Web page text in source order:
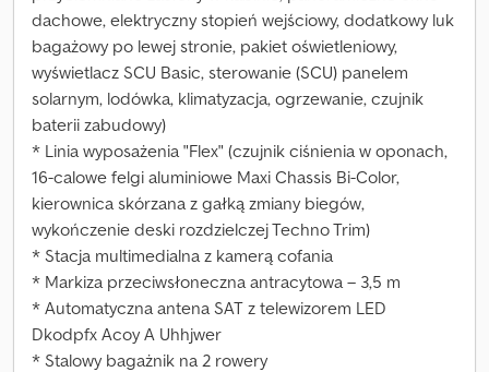
dachowe, elektryczny stopień wejściowy, dodatkowy luk
bagażowy po lewej stronie, pakiet oświetleniowy,
wyświetlacz SCU Basic, sterowanie (SCU) panelem
solarnym, lodówka, klimatyzacja, ogrzewanie, czujnik
baterii zabudowy)
* Linia wyposażenia "Flex" (czujnik ciśnienia w oponach,
16-calowe felgi aluminiowe Maxi Chassis Bi-Color,
kierownica skórzana z gałką zmiany biegów,
wykończenie deski rozdzielczej Techno Trim)
* Stacja multimedialna z kamerą cofania
* Markiza przeciwsłoneczna antracytowa – 3,5 m
* Automatyczna antena SAT z telewizorem LED
Dkodpfx Acoy A Uhhjwer
* Stalowy bagażnik na 2 rowery